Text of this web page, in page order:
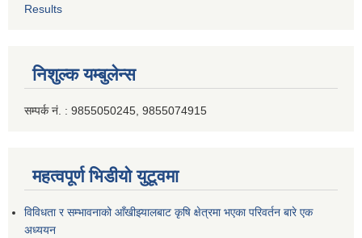
Results
निशुल्क यम्बुलेन्स
सम्पर्क नं. : 9855050245, 9855074915
महत्वपूर्ण भिडीयो युटूवमा
विविधता र सम्भावनाको आँखीझ्यालबाट कृषि क्षेत्रमा भएका परिवर्तन बारे एक
अध्ययन